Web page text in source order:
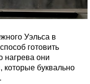
Уэльса в
готовить
нагрева они
которые буквально